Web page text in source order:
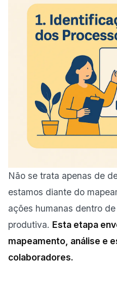
Não se trata apenas de
estamos diante do
ações humanas dentro
produtiva. Esta etapa
mapeamento, análise e
colaboradores.